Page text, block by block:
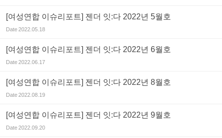
[여성연합 이슈리포트] 젠더 잇:다 2022년 5월호
Date2022.05.18
[여성연합 이슈리포트] 젠더 잇:다 2022년 6월호
Date2022.06.17
[여성연합 이슈리포트] 젠더 잇:다 2022년 8월호
Date2022.08.19
[여성연합 이슈리포트] 젠더 잇:다 2022년 9월호
Date2022.09.20